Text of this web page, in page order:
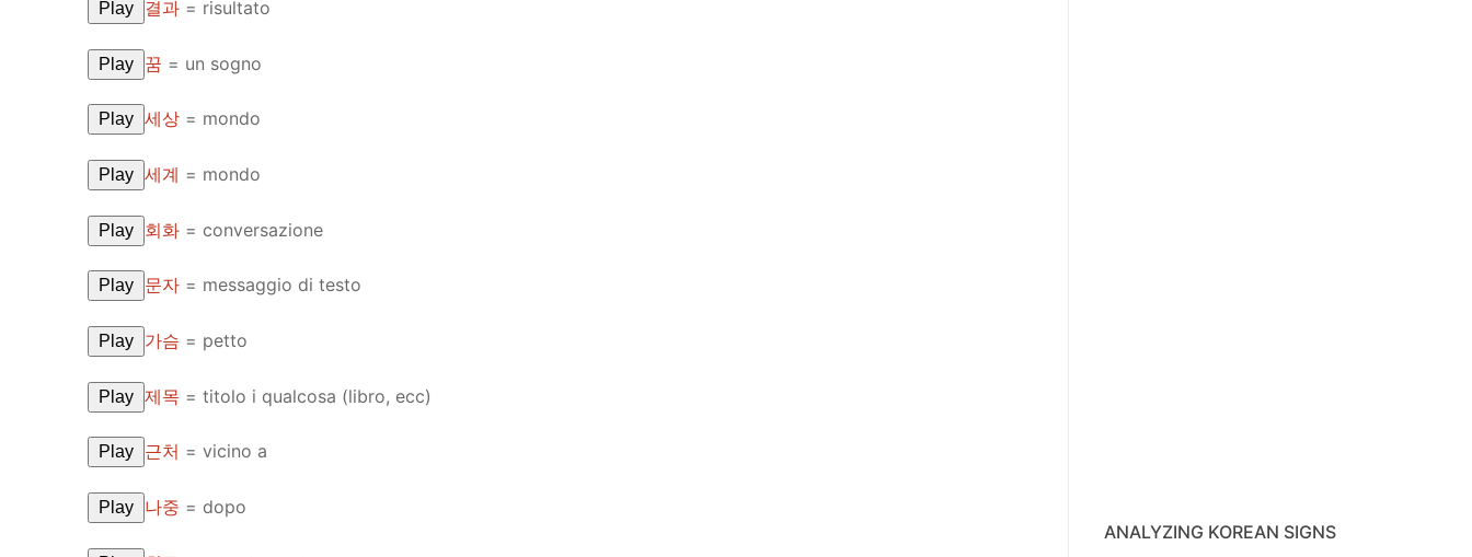
Play 결과 = risultato
Play 꿈 = un sogno
Play 세상 = mondo
Play 세계 = mondo
Play 회화 = conversazione
Play 문자 = messaggio di testo
Play 가슴 = petto
Play 제목 = titolo i qualcosa (libro, ecc)
Play 근처 = vicino a
Play 나중 = dopo
ANALYZING KOREAN SIGNS